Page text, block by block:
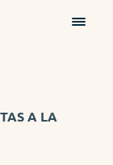
A LA